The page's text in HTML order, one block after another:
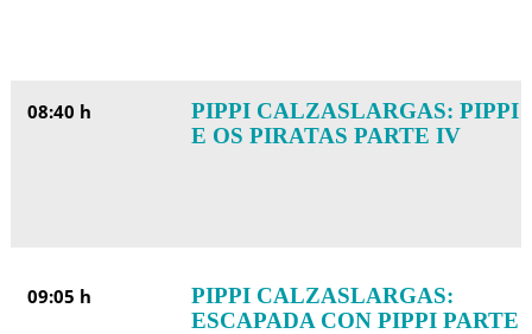
08:40 h
PIPPI CALZASLARGAS: PIPPI
E OS PIRATAS PARTE IV
09:05 h
PIPPI CALZASLARGAS:
ESCAPADA CON PIPPI PARTE I